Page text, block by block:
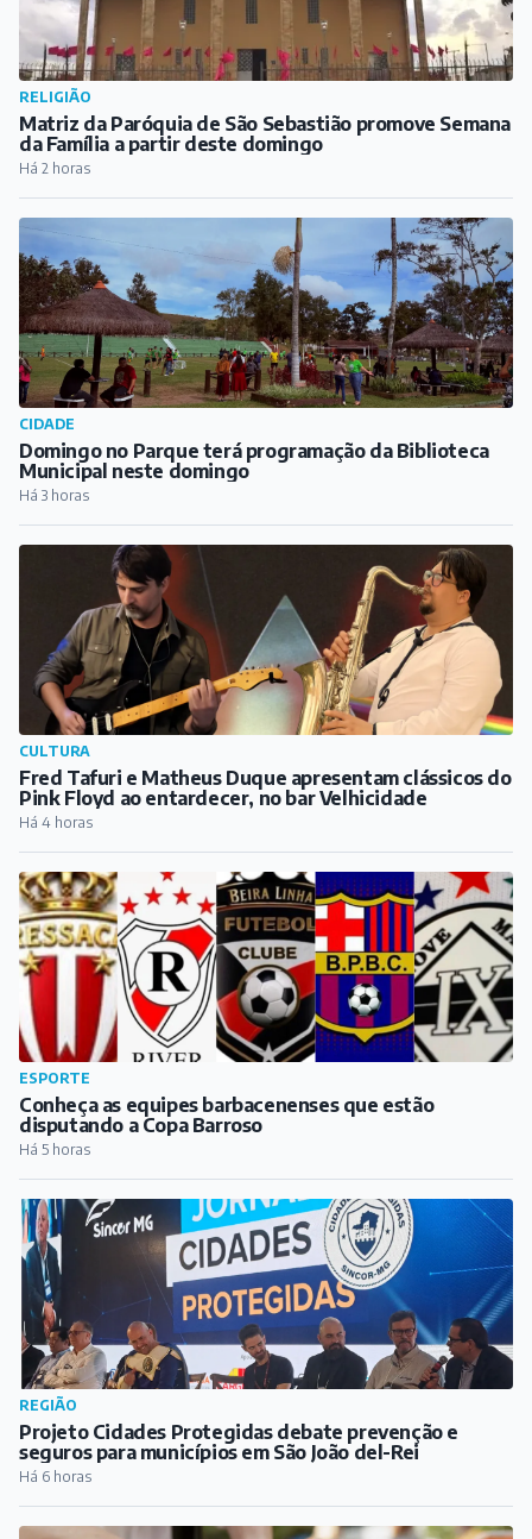
CIDADE
Domingo no Parque terá programação da Biblioteca
Municipal neste domingo
Há 3 horas
CULTURA
Fred Tafuri e Matheus Duque apresentam clássicos do
Pink Floyd ao entardecer, no bar Velhicidade
Há 4 horas
ESPORTE
Conheça as equipes barbacenenses que estão
disputando a Copa Barroso
Há 5 horas
REGIÃO
Projeto Cidades Protegidas debate prevenção e
seguros para municípios em São João del-Rei
Há 6 horas
REGIÃO
Festival Gastronômico e Cultural de Antônio Carlos
começa nesta sexta-feira
Há 7 horas